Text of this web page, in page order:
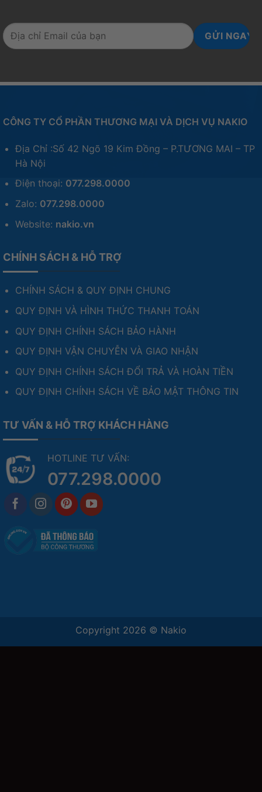
CÔNG TY CỔ PHẦN THƯƠNG MẠI VÀ DỊCH VỤ NAKIO
Địa Chỉ :Số 42 Ngõ 19 Kim Đồng – P.TƯƠNG MAI – TP
Hà Nội
Điện thoại: 077.298.0000
Zalo: 077.298.0000
Website: nakio.vn
CHÍNH SÁCH & HỖ TRỢ
CHÍNH SÁCH & QUY ĐỊNH CHUNG
QUY ĐỊNH VÀ HÌNH THỨC THANH TOÁN
QUY ĐỊNH CHÍNH SÁCH BẢO HÀNH
QUY ĐỊNH VẬN CHUYỄN VÀ GIAO NHẬN
QUY ĐỊNH CHÍNH SÁCH ĐỔI TRẢ VÀ HOÀN TIỀN
QUY ĐỊNH CHÍNH SÁCH VỀ BẢO MẬT THÔNG TIN
TƯ VẤN & HỖ TRỢ KHÁCH HÀNG
HOTLINE TƯ VẤN:
077.298.0000
Copyright 2026 © Nakio